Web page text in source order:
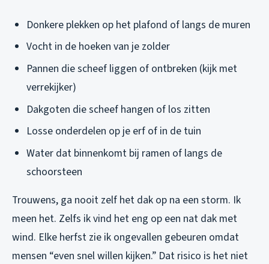
Donkere plekken op het plafond of langs de muren
Vocht in de hoeken van je zolder
Pannen die scheef liggen of ontbreken (kijk met
verrekijker)
Dakgoten die scheef hangen of los zitten
Losse onderdelen op je erf of in de tuin
Water dat binnenkomt bij ramen of langs de
schoorsteen
Trouwens, ga nooit zelf het dak op na een storm. Ik
meen het. Zelfs ik vind het eng op een nat dak met
wind. Elke herfst zie ik ongevallen gebeuren omdat
mensen “even snel willen kijken.” Dat risico is het niet